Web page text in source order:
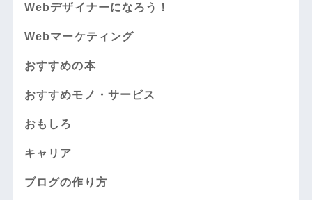
Webデザイナーになろう！
Webマーケティング
おすすめの本
おすすめモノ・サービス
おもしろ
キャリア
ブログの作り方